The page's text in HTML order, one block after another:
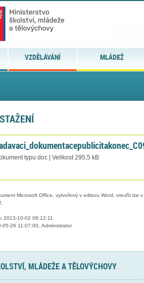
VZDĚLÁVÁNÍ MLÁDEŽ
typu doc | Velikost 295,5 kB
Microsoft Office, vytvořený v editoru Word, otevřít lze
2013-10-02 08:12:11
05-26 11:07:00, Administrator
MLÁDEŽE A TĚLOVÝCHOVY